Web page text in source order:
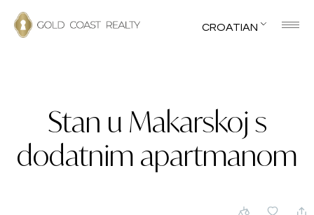
CROATIAN
Stan u Makarskoj s
dodatnim apartmanom